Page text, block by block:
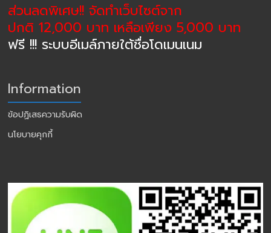
ส่วนลดพิเศษ!! จัดทำเว็บไซต์จาก
ปกติ 12,000 บาท เหลือเพียง 5,000 บาท
ฟรี !!! ระบบอีเมล์ภายใต้ชื่อโดเมนเนม
Information
ข้อปฏิเสธความรับผิด
นโยบายคุกกี้